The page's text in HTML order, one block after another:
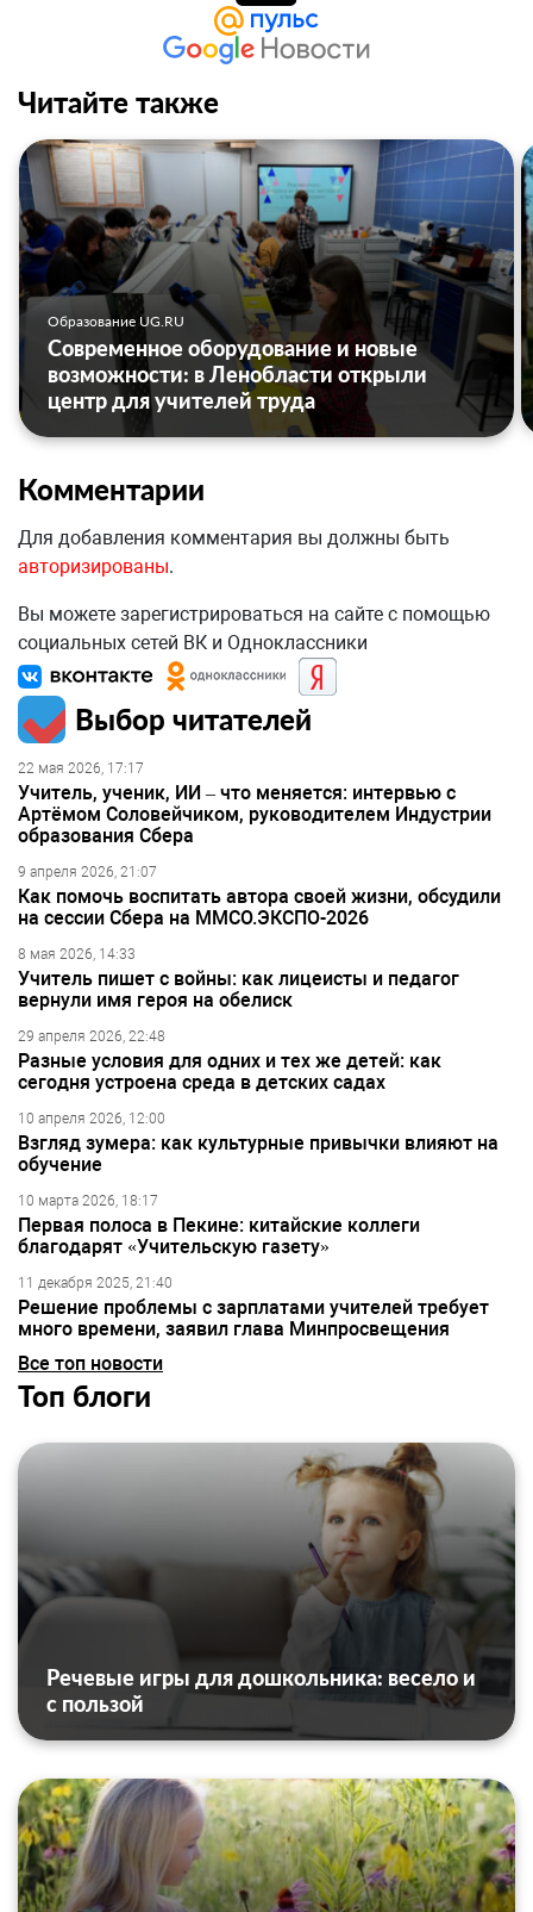
Читайте также
Образование UG.RU
Современное оборудование и новые
возможности: в Ленобласти открыли
центр для учителей труда
Комментарии
Для добавления комментария вы должны быть
авторизированы.
Вы можете зарегистрироваться на сайте с помощью
социальных сетей ВК и Одноклассники
Выбор читателей
22 мая 2026, 17:17
Учитель, ученик, ИИ – что меняется: интервью с
Артёмом Соловейчиком, руководителем Индустрии
образования Сбера
9 апреля 2026, 21:07
Как помочь воспитать автора своей жизни, обсудили
на сессии Сбера на ММСО.ЭКСПО-2026
8 мая 2026, 14:33
Учитель пишет с войны: как лицеисты и педагог
вернули имя героя на обелиск
29 апреля 2026, 22:48
Разные условия для одних и тех же детей: как
сегодня устроена среда в детских садах
10 апреля 2026, 12:00
Взгляд зумера: как культурные привычки влияют на
обучение
10 марта 2026, 18:17
Первая полоса в Пекине: китайские коллеги
благодарят «Учительскую газету»
11 декабря 2025, 21:40
Решение проблемы с зарплатами учителей требует
много времени, заявил глава Минпросвещения
Все топ новости
Топ блоги
Речевые игры для дошкольника: весело и
с пользой